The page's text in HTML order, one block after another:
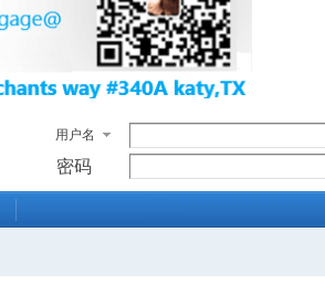
用户名
密码